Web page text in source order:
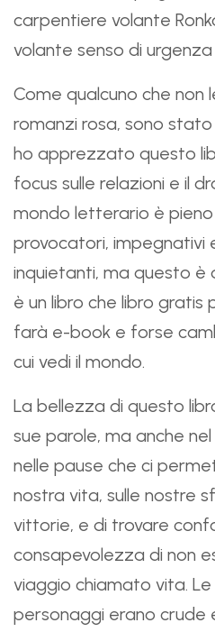
carpentiere volante
volante senso di urgenza
Come qualcuno che
romanzi rosa, sono
ho apprezzato questo
focus sulle relazioni e il
mondo letterario è pieno
provocatori, impegnativi
inquietanti, ma questo è
è un libro che libro
farà e-book e forse
cui vedi il mondo.
La bellezza di questo
sue parole, ma anche
nelle pause che ci
nostra vita, sulle nostre
vittorie, e di trovare
consapevolezza di non
viaggio chiamato vita.
personaggi erano crude